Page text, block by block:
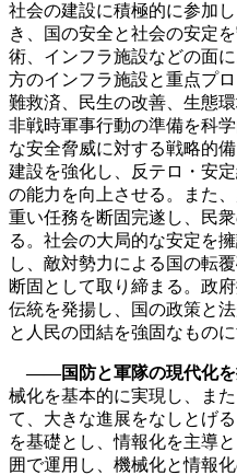
社会の建設に積極的に参加
き、国の安全と社会の安定
術、インフラ施設などの面
方のインフラ施設と重点プ
難救済、民生の改善、生態
非戦時軍事行動の準備を科
な安全脅威に対する戦略的
建設を強化し、反テロ・安
の能力を向上させる。また
重い任務を断固完遂し、民
る。社会の大局的な安定を
し、敵対勢力による国の転
断固として取り締まる。政
伝統を発揚し、国の政策と
と人民の団結を強固なものに
――国防と軍隊の現代化を
械化を基本的に実現し、ま
て、大きな進展をなしとげ
を基礎とし、情報化を主導
囲で運用し、機械化と情報